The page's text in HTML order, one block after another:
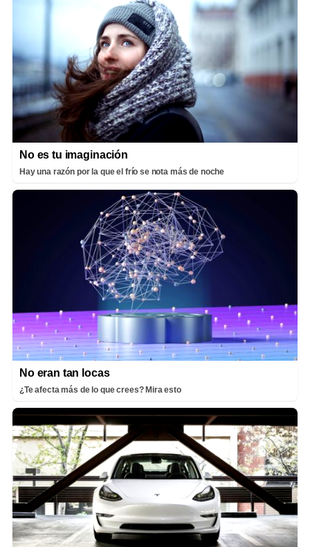
No es tu imaginación
Hay una razón por la que el frío se nota más de noche
No eran tan locas
¿Te afecta más de lo que crees? Mira esto